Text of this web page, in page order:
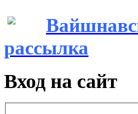
рассылка
Вход на сайт